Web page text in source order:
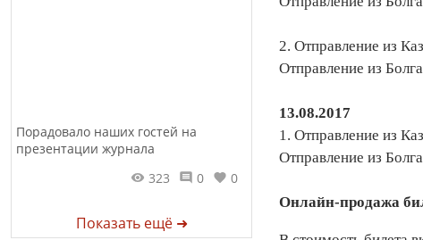
Порадовало наших гостей на
презентации журнала
323
0 0
Показать ещё ➜
2. Отправление из
Отправление из
13.08.2017
1. Отправление из
Отправление из
Онлайн-продажа